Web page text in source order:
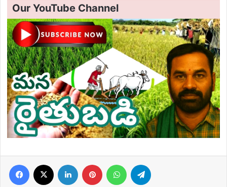
Our YouTube Channel
Facebook LinkedIn Pinterest WhatsApp